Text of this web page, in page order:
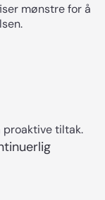
mønstre for å
proaktive tiltak.
kan